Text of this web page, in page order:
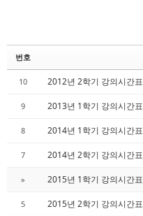
번호
10 2012년 2학기 강의시간표
9 2013년 1학기 강의시간표
8 2014년 1학기 강의시간표
7 2014년 2학기 강의시간표
» 2015년 1학기 강의시간표
5 2015년 2학기 강의시간표